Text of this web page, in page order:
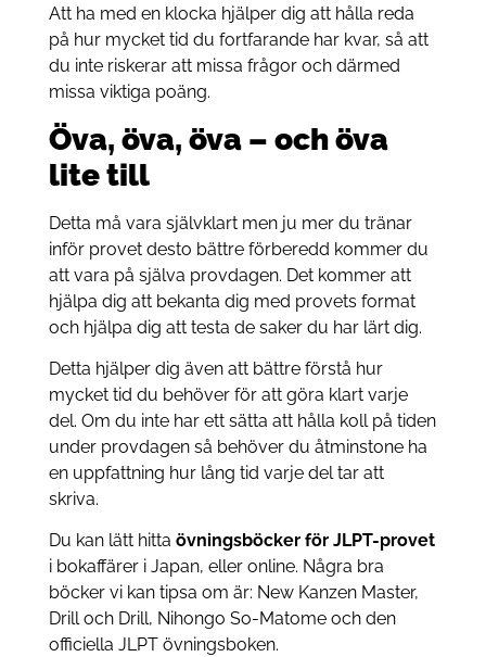
Att ha med en klocka hjälper dig att hålla reda
på hur mycket tid du fortfarande har kvar, så att
du inte riskerar att missa frågor och därmed
missa viktiga poäng.
Öva, öva, öva – och öva
lite till
Detta må vara självklart men ju mer du tränar
inför provet desto bättre förberedd kommer du
att vara på själva provdagen. Det kommer att
hjälpa dig att bekanta dig med provets format
och hjälpa dig att testa de saker du har lärt dig.
Detta hjälper dig även att bättre förstå hur
mycket tid du behöver för att göra klart varje
del. Om du inte har ett sätta att hålla koll på tiden
under provdagen så behöver du åtminstone ha
en uppfattning hur lång tid varje del tar att
skriva.
Du kan lätt hitta övningsböcker för JLPT-provet
i bokaffärer i Japan, eller online. Några bra
böcker vi kan tipsa om är: New Kanzen Master,
Drill och Drill, Nihongo So-Matome och den
officiella JLPT övningsboken.